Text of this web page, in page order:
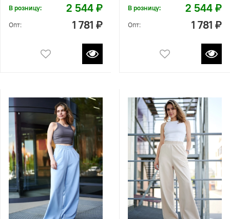
В розницу: 2 544 ₽
Опт: 1 781 ₽
В розницу: 2 544 ₽
Опт: 1 781 ₽